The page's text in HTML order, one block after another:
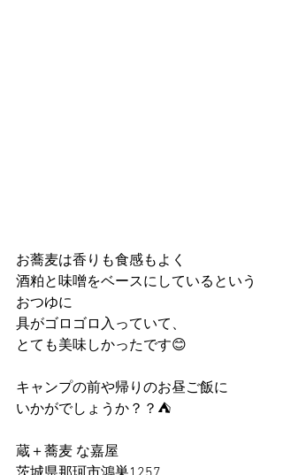
お蕎麦は香りも食感もよく
酒粕と味噌をベースにしているという
おつゆに
具がゴロゴロ入っていて、
とても美味しかったです😊
キャンプの前や帰りのお昼ご飯に
いかがでしょうか？？⛺️
蔵＋蕎麦 な嘉屋